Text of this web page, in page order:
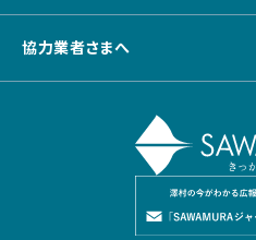
協力業者さまへ